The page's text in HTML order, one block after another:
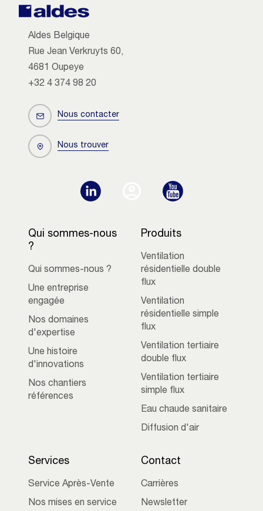
Aldes Belgique
Rue Jean Verkruyts 60,
4681 Oupeye
+32 4 374 98 20
Nous contacter
Nous trouver
Qui sommes-nous
?
Qui sommes-nous ?
Une entreprise
engagée
Nos domaines
d'expertise
Une histoire
d'innovations
Nos chantiers
références
Produits
Ventilation
résidentielle double
flux
Ventilation
résidentielle simple
flux
Ventilation tertiaire
double flux
Ventilation tertiaire
simple flux
Eau chaude sanitaire
Diffusion d'air
Services
Service Après-Vente
Nos mises en service
Contact
Carrières
Newsletter